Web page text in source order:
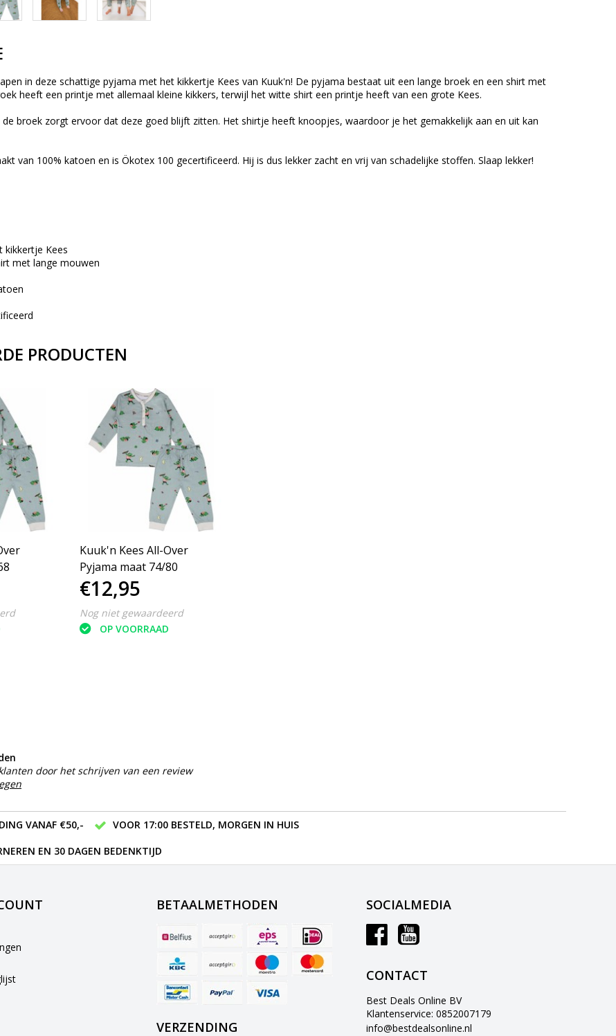
in deze schattige pyjama met het kikkertje Kees van Kuuk'n! De pyjama bestaat uit een lange broek en een shirt met
heeft een printje met allemaal kleine kikkers, terwijl het witte shirt een printje heeft van een grote Kees.
de broek zorgt ervoor dat deze goed blijft zitten. Het shirtje heeft knoopjes, waardoor je het gemakkelijk aan en uit kan
van 100% katoen en is Ökotex 100 gecertificeerd. Hij is dus lekker zacht en vrij van schadelijke stoffen. Slaap lekker!
kikkertje Kees
met lange mouwen
PRODUCTEN
Kuuk'n Kees All-Over
Pyjama maat 74/80
€12,95
Nog niet gewaardeerd
OP VOORRAAD
door het schrijven van een review
VANAF €50,-
VOOR 17:00 BESTELD, MORGEN IN HUIS
EN 30 DAGEN BEDENKTIJD
BETAALMETHODEN
VERZENDING
SOCIALMEDIA
CONTACT
Best Deals Online BV
Klantenservice: 0852007179
info@bestdealsonline.nl